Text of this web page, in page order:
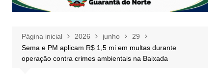
Página inicial 2026 junho
29
Sema e PM aplicam R$ 1,5 mi em multas durante
operação contra crimes ambientais na Baixada